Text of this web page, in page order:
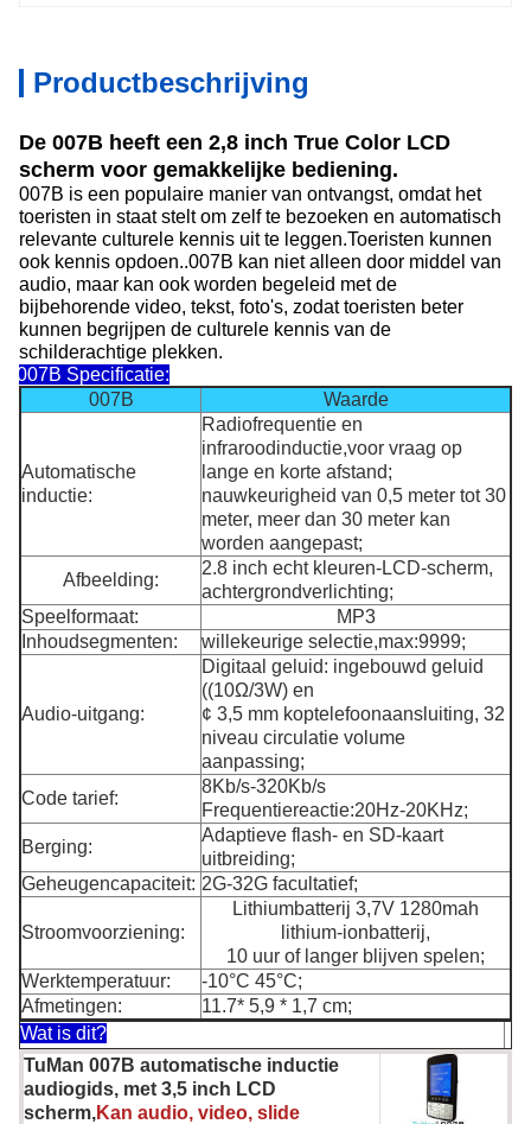
Productbeschrijving
De 007B heeft een 2,8 inch True Color LCD
scherm voor gemakkelijke bediening.
007B is een populaire manier van ontvangst, omdat het
toeristen in staat stelt om zelf te bezoeken en automatisch
relevante culturele kennis uit te leggen.Toeristen kunnen
ook kennis opdoen..007B kan niet alleen door middel van
audio, maar kan ook worden begeleid met de
bijbehorende video, tekst, foto's, zodat toeristen beter
kunnen begrijpen de culturele kennis van de
schilderachtige plekken.
007B Specificatie:
007B
Waarde
Automatische
inductie:
Radiofrequentie en
infraroodinductie,voor vraag op
lange en korte afstand;
nauwkeurigheid van 0,5 meter tot 30
meter, meer dan 30 meter kan
worden aangepast;
Afbeelding:
2.8 inch echt kleuren-LCD-scherm,
achtergrondverlichting;
Speelformaat:
MP3
Inhoudsegmenten:
willekeurige selectie,max:9999;
Audio-uitgang:
Digitaal geluid: ingebouwd geluid
((10Ω/3W) en
¢ 3,5 mm koptelefoonaansluiting, 32
niveau circulatie volume
aanpassing;
Code tarief:
8Kb/s-320Kb/s
Frequentiereactie:20Hz-20KHz;
Berging:
Adaptieve flash- en SD-kaart
uitbreiding;
Geheugencapaciteit: 2G-32G facultatief;
Stroomvoorziening:
Lithiumbatterij 3,7V 1280mah
lithium-ionbatterij,
10 uur of langer blijven spelen;
Werktemperatuur:
-10°C 45°C;
Afmetingen:
11.7* 5,9 * 1,7 cm;
Wat is dit?
TuMan 007B automatische inductie
audiogids, met 3,5 inch LCD
scherm,Kan audio, video, slide